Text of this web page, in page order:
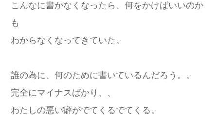
こんなに書かなくなったら、何をかけばいいのか
も
わからなくなってきていた。
誰の為に、何のために書いているんだろう。。
完全にマイナスばかり、、
わたしの悪い癖がでてくるでてくる。